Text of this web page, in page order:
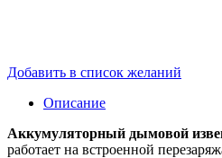
Добавить в список желаний
Описание
Аккумуляторный дымовой
работает на встроенной